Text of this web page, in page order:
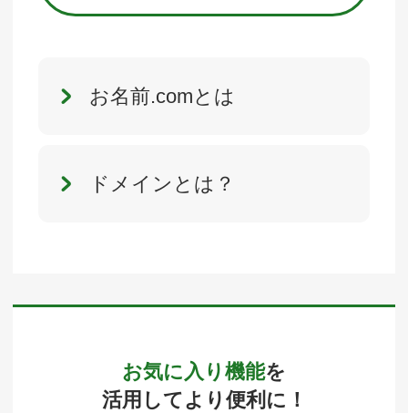
お名前.comとは
ドメインとは？
お気に入り機能を
活用してより便利に！